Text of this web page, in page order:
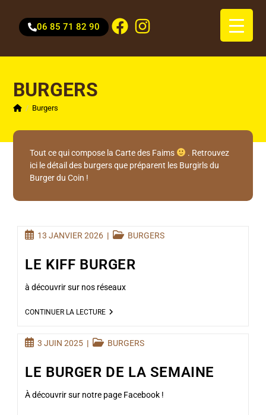
06 85 71 82 90
BURGERS
/ Burgers
Tout ce qui compose la Carte des Faims
. Retrouvez
ici le détail des burgers que préparent les Burgirls du
Burger du Coin !
13 JANVIER 2026 BURGERS
LE KIFF BURGER
à découvrir sur nos réseaux
CONTINUER LA LECTURE
3 JUIN 2025 BURGERS
LE BURGER DE LA SEMAINE
À découvrir sur notre page Facebook !